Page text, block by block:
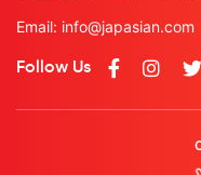
Email: info@japasian.com
Follow Us